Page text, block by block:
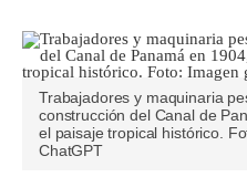
Trabajadores y maquinaria
construcción del Canal de
el paisaje tropical histórico.
ChatGPT